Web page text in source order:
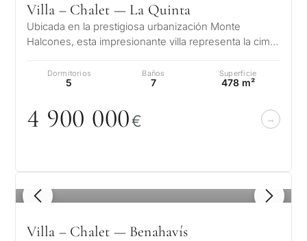
Villa – Chalet — La Quinta
Ubicada en la prestigiosa urbanización Monte
Halcones, esta impresionante villa representa la cima
Dormitorios
5
Baños
7
Superficie
478 m²
4 900 000€
1 / 8
Villa – Chalet — Benahavís